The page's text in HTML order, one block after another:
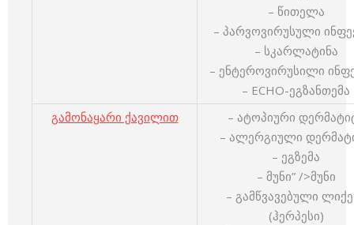
– წითელა
– პარვოვირუსული
– სკარლატინა
– ენტეროვირუსილი
– ЕСНО-ეგზანთემა
გამონაყარი ქავილით
– ატოპიური
– ალერგიული
– ეგზემა
– მუნი” />მუნი
– გამწვავებული
(ჰერპესი)